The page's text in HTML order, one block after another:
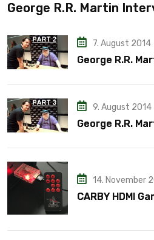
George R.R. Martin
7. August 2014
George R.R.
9. August 2014
George R.R.
14. November
CARBY HDMI